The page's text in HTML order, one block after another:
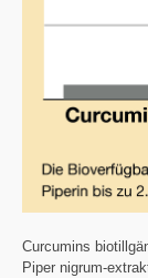
Curcumins
Piper nigrum-